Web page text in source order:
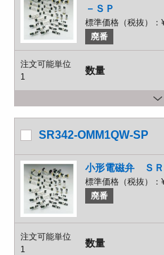
－ＳＰ
標準価格（税抜）：
廃番
注文可能単位
1
数量
SR342-OMM1QW-SP
小形電磁弁 ＳＲ
標準価格（税抜）：
廃番
注文可能単位
1
数量